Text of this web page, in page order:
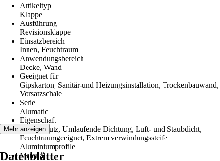
Artikeltyp
Klappe
Ausführung
Revisionsklappe
Einsatzbereich
Innen, Feuchtraum
Anwendungsbereich
Decke, Wand
Geeignet für
Gipskarton, Sanitär-und Heizungsinstallation, Trockenbauwand,
Vorsatzschale
Serie
Alumatic
Eigenschaft
Schallschutz, Umlaufende Dichtung, Luft- und Staubdicht,
Feuchtraumgeeignet, Extrem verwindungssteife
Aluminiumprofile
Material
Mehr anzeigen
Datenblätter